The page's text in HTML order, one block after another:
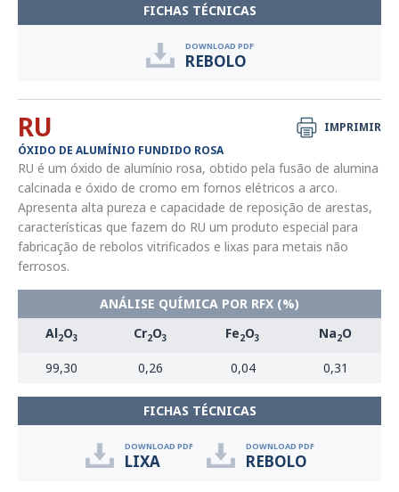
FICHAS TÉCNICAS
DOWNLOAD PDF
REBOLO
IMPRIMIR
RU
ÓXIDO DE ALUMÍNIO FUNDIDO ROSA
RU é um óxido de alumínio rosa, obtido pela fusão de alumina
calcinada e óxido de cromo em fornos elétricos a arco.
Apresenta alta pureza e capacidade de reposição de arestas,
características que fazem do RU um produto especial para
fabricação de rebolos vitrificados e lixas para metais não
ferrosos.
ANÁLISE QUÍMICA POR RFX (%)
Al2O3 Cr2O3 Fe2O3 Na2O
99,30 0,26 0,04 0,31
FICHAS TÉCNICAS
DOWNLOAD PDF
LIXA
DOWNLOAD PDF
REBOLO